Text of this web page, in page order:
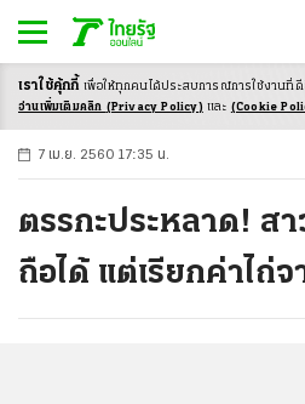
-ก ก ก+
7 เม.ย. 2560 17:35 น.
ตรรกะประหลาด! ส
ถือได้ แต่เรียกค่าไถ่
เราใช้คุ้กกี้ เพื่อให้ทุกคนได้ประสบการณ์การใช้งานที่
อ่านเพิ่มเติมคลิก (Privacy Policy) และ (Cookie